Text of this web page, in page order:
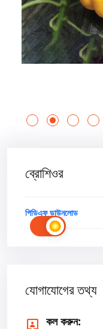
ব্রোশিওর
পিডিএফ ডাউনলোড
যোগাযোগের তথ্য
কল করুন: